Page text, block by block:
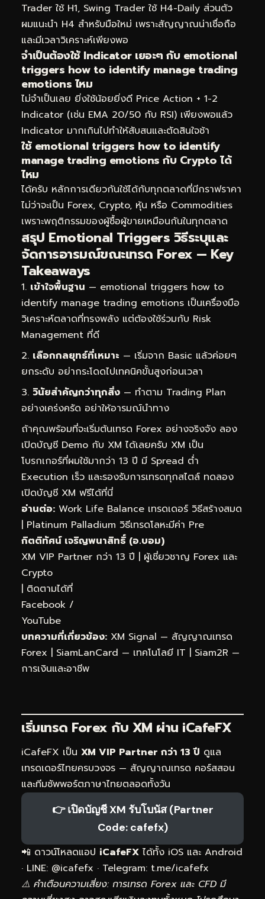
Trader ใช้ H1, Swing Trader ใช้ H4-Daily ส่วนตัว
ผมแนะนำ H4 สำหรับมือใหม่ เพราะสัญญาณน่าเชื่อถือ
และมีเวลาวิเคราะห์เพียงพอ
จำเป็นต้องใช้ Indicator เยอะๆ กับ emotional
triggers how to identify manage trading
emotions ไหม
ไม่จำเป็นเลย ยิ่งใช้น้อยยิ่งดี Price Action + 1-2
Indicator (เช่น EMA 20/50 กับ RSI) เพียงพอแล้ว
Indicator มากเกินไปทำให้สับสนและตัดสินใจช้า
ใช้ emotional triggers how to identify
manage trading emotions กับ Crypto ได้
ไหม
ได้ครับ หลักการเดียวกันใช้ได้กับทุกตลาดที่มีกราฟราคา
ไม่ว่าจะเป็น Forex, Crypto, หุ้น หรือ Commodities
เพราะพฤติกรรมของผู้ซื้อผู้ขายเหมือนกันในทุกตลาด
สรุป Emotional Triggers วิธีระบุและ
จัดการอารมณ์ขณะเทรด Forex — Key
Takeaways
เข้าใจพื้นฐาน — emotional triggers how to
identify manage trading emotions เป็นเครื่องมือ
วิเคราะห์ตลาดที่ทรงพลัง แต่ต้องใช้ร่วมกับ Risk
Management ที่ดี
เลือกกลยุทธ์ที่เหมาะ — เริ่มจาก Basic แล้วค่อยๆ
ยกระดับ อย่ากระโดดไปเทคนิคขั้นสูงก่อนเวลา
วินัยสำคัญกว่าทุกสิ่ง — ทำตาม Trading Plan
อย่างเคร่งครัด อย่าให้อารมณ์นำทาง
ถ้าคุณพร้อมที่จะเริ่มต้นเทรด Forex อย่างจริงจัง ลอง
เปิดบัญชี Demo กับ XM ได้เลยครับ XM เป็น
โบรกเกอร์ที่ผมใช้มากว่า 13 ปี มี Spread ต่ำ
Execution เร็ว และรองรับการเทรดทุกสไตล์ ทดลอง
เปิดบัญชี XM ฟรีได้ที่นี่
อ่านต่อ: Work Life Balance เทรดเดอร์ วิธีสร้างสมด
| Platinum Palladium วิธีเทรดโลหะมีค่า Pre
กิตติทัศน์ เจริญพนาสิทธิ์ (อ.บอม)
XM VIP Partner กว่า 13 ปี | ผู้เชี่ยวชาญ Forex และ
Crypto
| ติดตามได้ที่
Facebook /
YouTube
บทความที่เกี่ยวข้อง: XM Signal — สัญญาณเทรด
Forex | SiamLanCard — เทคโนโลยี IT | Siam2R —
การเงินและอาชีพ
เริ่มเทรด Forex กับ XM ผ่าน iCafeFX
iCafeFX เป็น XM VIP Partner กว่า 13 ปี ดูแล
เทรดเดอร์ไทยครบวงจร — สัญญาณเทรด คอร์สสอน
และทีมซัพพอร์ตภาษาไทยตลอดทั้งวัน
👉 เปิดบัญชี XM รับโบนัส (Partner
Code: cafefx)
📲 ดาวน์โหลดแอป iCafeFX ได้ทั้ง iOS และ Android
· LINE: @icafefx · Telegram: t.me/icafefx
⚠️ คำเตือนความเสี่ยง: การเทรด Forex และ CFD มี